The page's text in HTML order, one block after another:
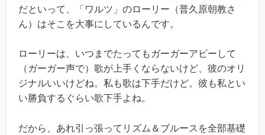
だといって、「ワルツ」のローリー（普久原朝教さ
ん）はそこを大事にしているんです。
ローリーは、いつまでたってもガーガーアビーして
（ガーガー声で）歌が上手くならないけど、彼のオリ
ジナルいいけどね。私も歌は下手だけど。彼も私とい
い勝負するぐらい歌下手よね。
だから、あれ引っ張ってリズム＆ブルースを全部基礎